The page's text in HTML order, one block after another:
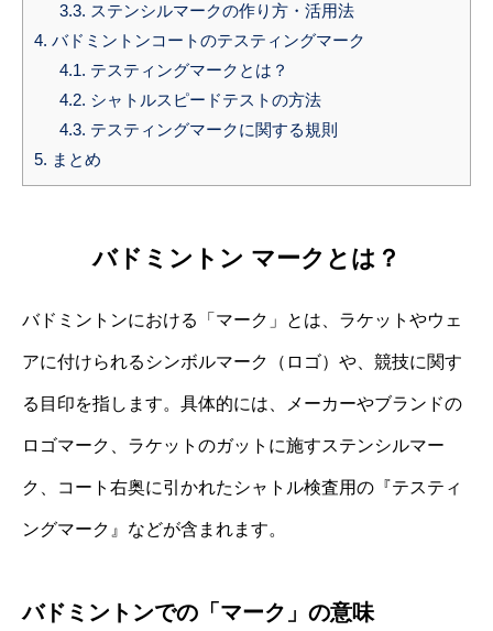
3.3. ステンシルマークの作り方・活用法
4. バドミントンコートのテスティングマーク
4.1. テスティングマークとは？
4.2. シャトルスピードテストの方法
4.3. テスティングマークに関する規則
5. まとめ
バドミントン マークとは？
バドミントンにおける「マーク」とは、ラケットやウェ
アに付けられるシンボルマーク（ロゴ）や、競技に関す
る目印を指します。具体的には、メーカーやブランドの
ロゴマーク、ラケットのガットに施すステンシルマー
ク、コート右奥に引かれたシャトル検査用の『テスティ
ングマーク』などが含まれます。
バドミントンでの「マーク」の意味